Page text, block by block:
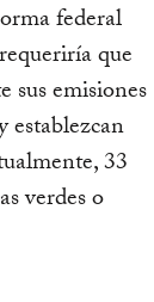
federal
que
sus emisiones
​​establezcan
33
verdes o